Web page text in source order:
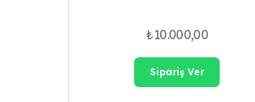
₺10.000,00
Sipariş Ver